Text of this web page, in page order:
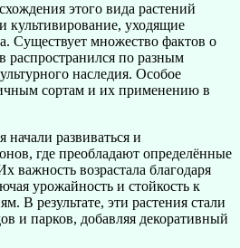
этого вида растений
культивирование, уходящие
Существует множество фактов о
распространился по разным
наследия. Особое
сортам и их применению в
начали развиваться и
где преобладают определённые
важность возрастала благодаря
урожайность и стойкость к
В результате, эти растения стали
и парков, добавляя декоративный